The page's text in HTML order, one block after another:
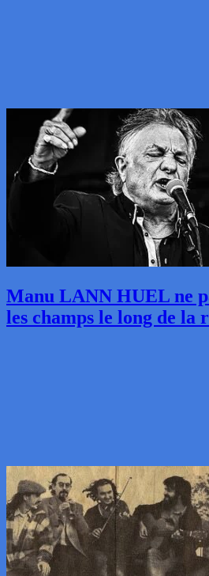
Manu LANN HUEL ne
les champs le long de la